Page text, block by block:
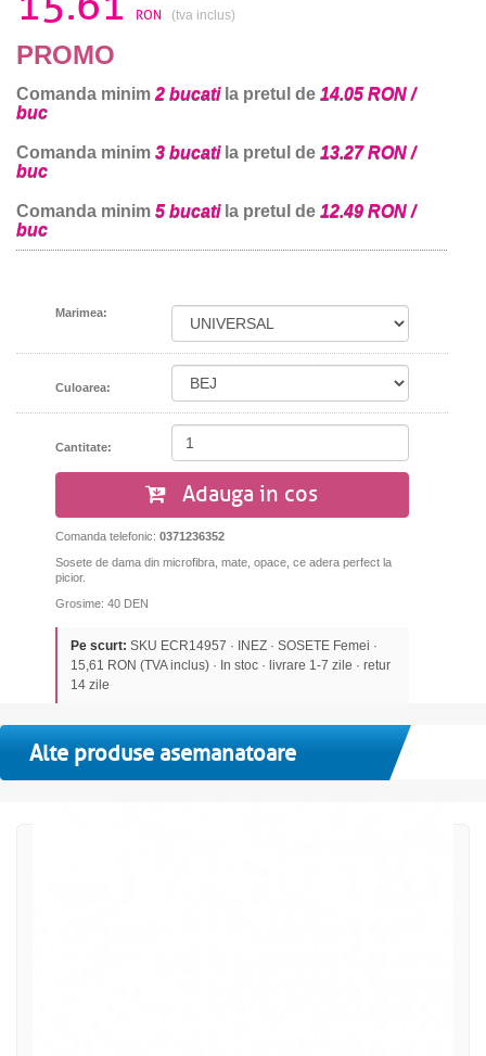
RON (tva inclus)
PROMO
Comanda minim 2 bucatila pretul de 14.05 RON /
buc
Comanda minim 3 bucatila pretul de 13.27 RON /
buc
Comanda minim 5 bucatila pretul de 12.49 RON /
buc
Marimea:
Culoarea:
Cantitate:
Adauga in cos
Comanda telefonic: 0371236352
Sosete de dama din microfibra, mate, opace, ce adera perfect la
picior.
Grosime: 40 DEN
Pe scurt: SKU ECR14957 · INEZ · SOSETE Femei ·
15,61 RON (TVA inclus) · In stoc · livrare 1-7 zile · retur
14 zile
Alte produse asemanatoare